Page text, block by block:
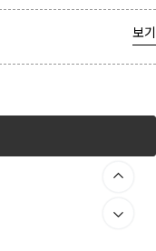
보기